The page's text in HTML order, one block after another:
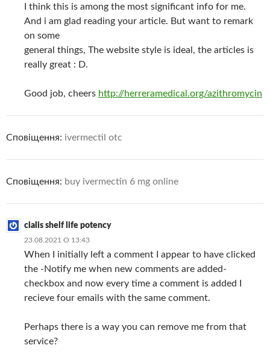
I think this is among the most significant info for me.
And i am glad reading your article. But want to remark
on some
general things, The website style is ideal, the articles is
really great : D.
Good job, cheers http://herreramedical.org/azithromycin
Сповіщення: ivermectil otc
Сповіщення: buy ivermectin 6 mg online
cialis shelf life potency
23.08.2021 О 13:43
When I initially left a comment I appear to have clicked
the -Notify me when new comments are added-
checkbox and now every time a comment is added I
recieve four emails with the same comment.
Perhaps there is a way you can remove me from that
service?